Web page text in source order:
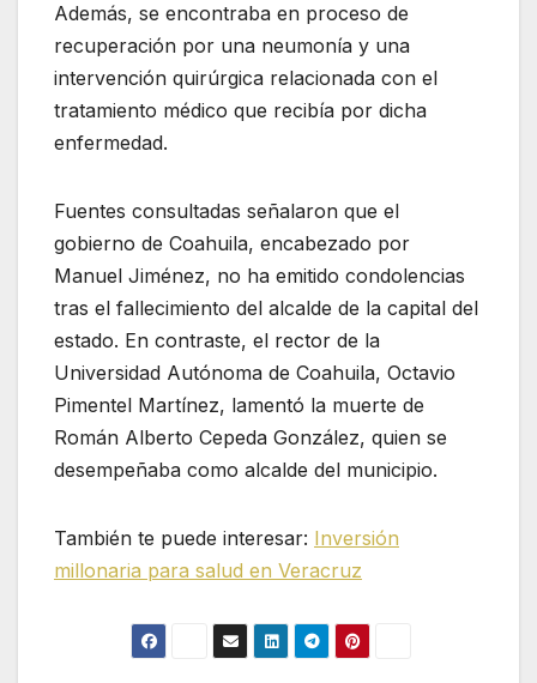
Además, se encontraba en proceso de
recuperación por una neumonía y una
intervención quirúrgica relacionada con el
tratamiento médico que recibía por dicha
enfermedad.
Fuentes consultadas señalaron que el
gobierno de Coahuila, encabezado por
Manuel Jiménez, no ha emitido condolencias
tras el fallecimiento del alcalde de la capital del
estado. En contraste, el rector de la
Universidad Autónoma de Coahuila, Octavio
Pimentel Martínez, lamentó la muerte de
Román Alberto Cepeda González, quien se
desempeñaba como alcalde del municipio.
También te puede interesar: Inversión
millonaria para salud en Veracruz